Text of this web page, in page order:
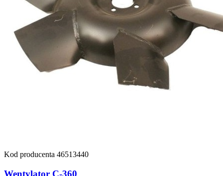
Kod producenta 46513440
Wentylator C-360